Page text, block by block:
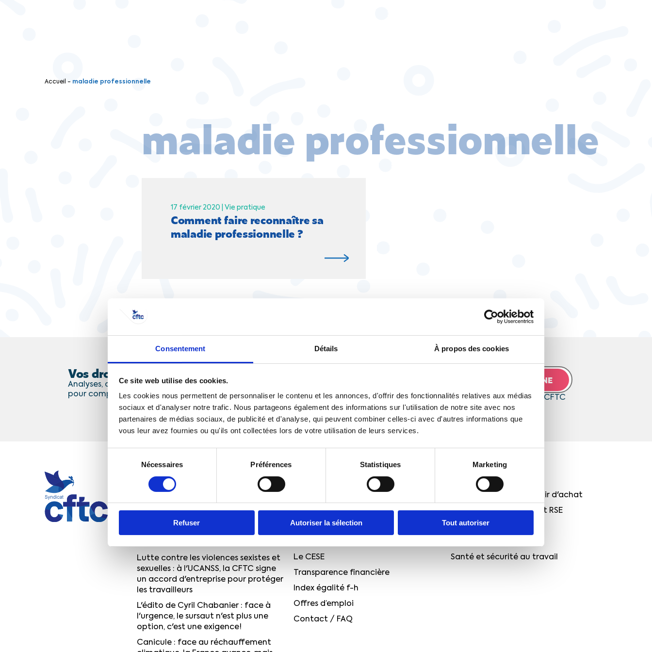
Consentement Détails À propos des cookies
Ce site web utilise des cookies.
Les cookies nous permettent de personnaliser le contenu et les annonces, d'offrir des fonctionnalités relatives aux médias
sociaux et d'analyser notre trafic. Nous partageons également des informations sur l'utilisation de notre site avec nos
partenaires de médias sociaux, de publicité et d'analyse, qui peuvent combiner celles-ci avec d'autres informations que
vous leur avez fournies ou qu'ils ont collectées lors de votre utilisation de leurs services.
consentement
Nécessaires Préférences Statistiques Marketing
Refuser Autoriser la sélection Tout autoriser
Accueil - maladie professionnelle
maladie professionnelle
17 février 2020 | Vie pratique
Comment faire reconnaître sa
maladie professionnelle ?
Vos droits et l'actualité sociale, enfin clairs !
Analyses, décryptages et conseils : chaque mois, recevez l’essentiel
pour comprendre vos droits et les enjeux sociaux et économiques.
JE M’ABONNE
J’accepte de recevoir les communications de la CFTC
Désinscription en 1 clic
Découvrez le nouveau guide de lutte
contre les violences sexistes et
Lutte contre les violences sexistes et
sexuelles : à l'UCANSS, la CFTC signe
un accord d'entreprise pour protéger
les travailleurs
L'édito de Cyril Chabanier : face à
l'urgence, le sursaut n'est plus une
option, c'est une exigence!
Canicule : face au réchauffement
Quelques chiffres
Notre histoire
Le CESE
Transparence financière
Index égalité f-h
Offres d’emploi
Contact / FAQ
Rémunération et pouvoir d'achat
Transition écologique et RSE
Retraite
Santé et sécurité au travail